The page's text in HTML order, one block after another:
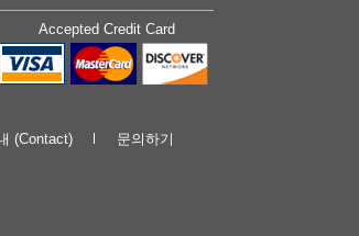
Accepted Credit Card
(Contact) 문의하기